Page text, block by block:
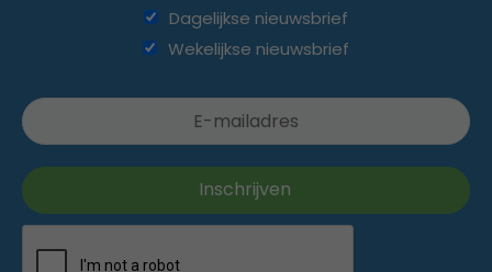
Dagelijkse nieuwsbrief
Wekelijkse nieuwsbrief